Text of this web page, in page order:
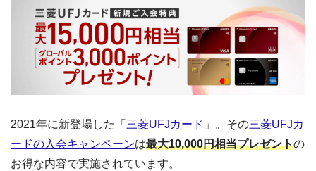
2021年に新登場した「 三菱UFJカード 」。その三菱UFJカ
ードの入会キャンペーンは最大10,000円相当プレゼントの
お得な内容で実施されています。